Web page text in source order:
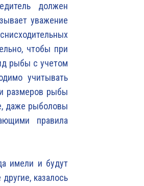
должен
уважение
чтобы при
рыбы с учетом
учитывать
размеров рыбы
даже рыболовы
правила
имели и будут
казалось